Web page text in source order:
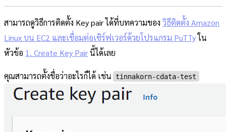
สามารถดูวิธีการติดตั้ง Key pair ได้ที่บทความของ วิธีติดตั้ง Amazon
Linux บน EC2 และเชื่อมต่อเซิร์ฟเวอร์ด้วยโปรแกรม PuTTyใน
หัวข้อ 1. Create Key Pairนี้ได้เลย
คุณสามารถตั้งชื่อว่าอะไรก็ได้ เช่น tinnakorn-cdata-test